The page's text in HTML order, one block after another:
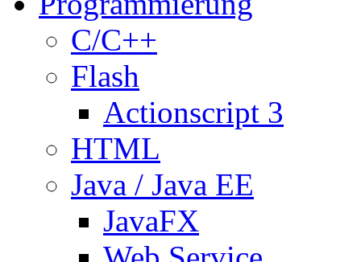
C/C++
Flash
Actionscript 3
HTML
Java / Java EE
JavaFX